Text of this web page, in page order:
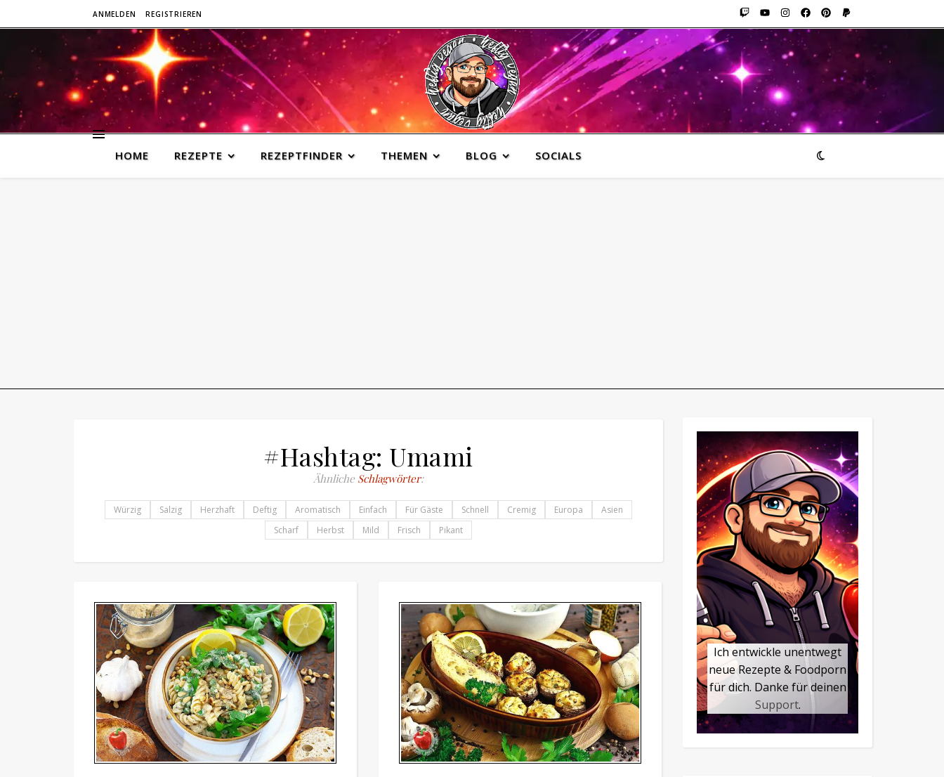
ANMELDEN REGISTRIEREN
HOME REZEPTE REZEPTFINDER THEMEN BLOG SOCIALS
#Hashtag: Umami
Ähnliche Schlagwörter:
Würzig Salzig Herzhaft Deftig Aromatisch Einfach Für Gäste Schnell Cremig Europa
Asien
Scharf
Herbst Mild Frisch Pikant
Ich entwickle unentwegt
neue Rezepte & Foodporn
für dich. Danke für deinen
Support.